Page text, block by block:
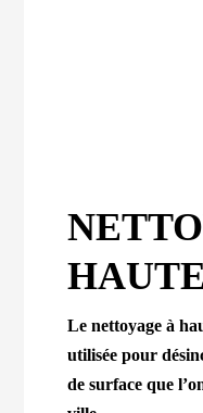
Le nettoyage à
utilisée pour
de surface que